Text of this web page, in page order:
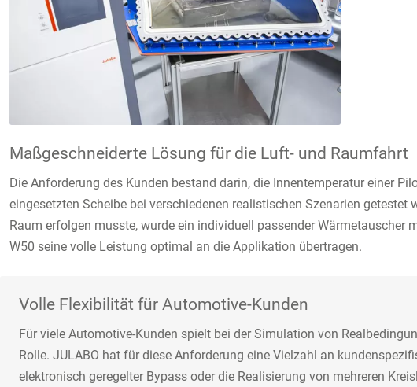
Maßgeschneiderte Lösung für die Luft- und Raumfahrt
Die Anforderung des Kunden bestand darin, die Innentemperatur einer
eingesetzten Scheibe bei verschiedenen realistischen Szenarien
Raum erfolgen musste, wurde ein individuell passender
W50 seine volle Leistung optimal an die Applikation übertragen.
Volle Flexibilität für Automotive-Kunden
Für viele Automotive-Kunden spielt bei der Simulation von
Rolle. JULABO hat für diese Anforderung eine Vielzahl an
elektronisch geregelter Bypass oder die Realisierung von mehreren